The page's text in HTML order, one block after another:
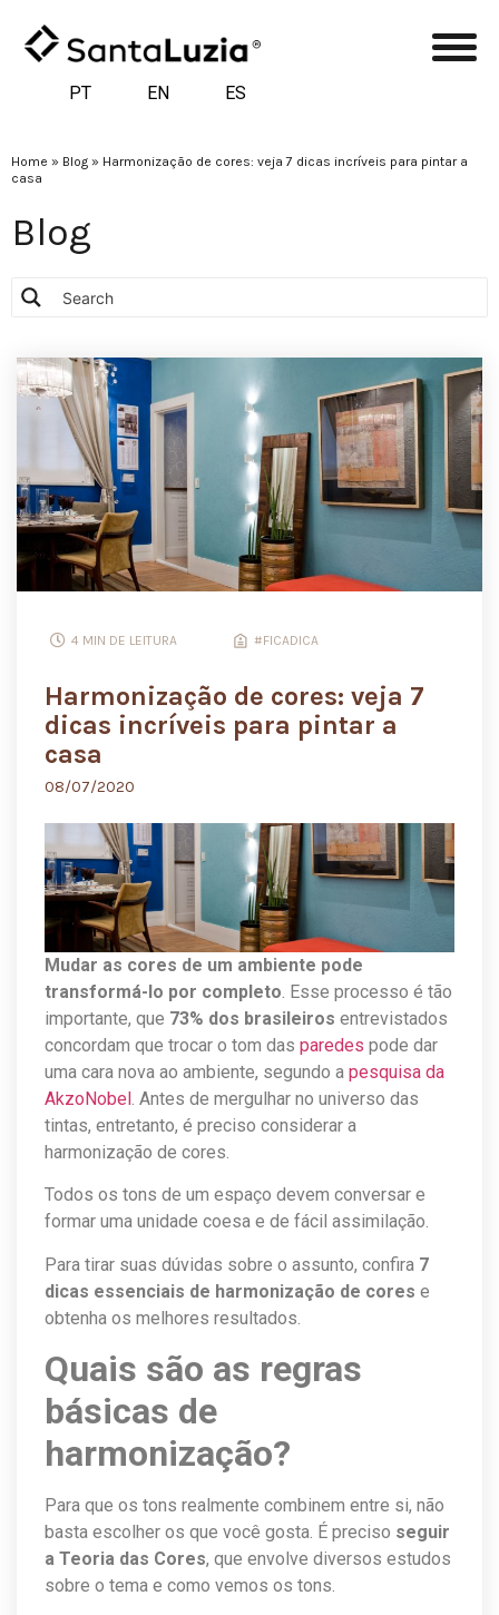
PT EN ES
Home » Blog » Harmonização de cores: veja 7 dicas incríveis para pintar a
casa
Blog
4 MIN DE LEITURA #FICADICA
Harmonização de cores: veja 7
dicas incríveis para pintar a
casa
08/07/2020
Mudar as cores de um ambiente pode
transformá-lo por completo. Esse processo é tão
importante, que 73% dos brasileiros entrevistados
concordam que trocar o tom das paredes pode dar
uma cara nova ao ambiente, segundo a pesquisa da
AkzoNobel. Antes de mergulhar no universo das
tintas, entretanto, é preciso considerar a
harmonização de cores.
Todos os tons de um espaço devem conversar e
formar uma unidade coesa e de fácil assimilação.
Para tirar suas dúvidas sobre o assunto, confira 7
dicas essenciais de harmonização de cores e
obtenha os melhores resultados.
Quais são as regras
básicas de
harmonização?
Para que os tons realmente combinem entre si, não
basta escolher os que você gosta. É preciso seguir
a Teoria das Cores, que envolve diversos estudos
sobre o tema e como vemos os tons.